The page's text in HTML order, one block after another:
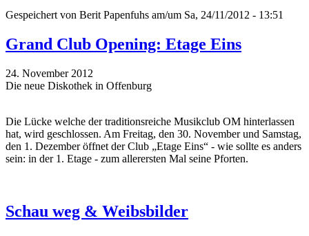
Gespeichert von Berit Papenfuhs am/um Sa, 24/11/2012 - 13:51
Grand Club Opening: Etage Eins
24. November 2012
Die neue Diskothek in Offenburg
Die Lücke welche der traditionsreiche Musikclub OM hinterlassen
hat, wird geschlossen. Am Freitag, den 30. November und Samstag,
den 1. Dezember öffnet der Club „Etage Eins“ - wie sollte es anders
sein: in der 1. Etage - zum allerersten Mal seine Pforten.
Schau weg & Weibsbilder